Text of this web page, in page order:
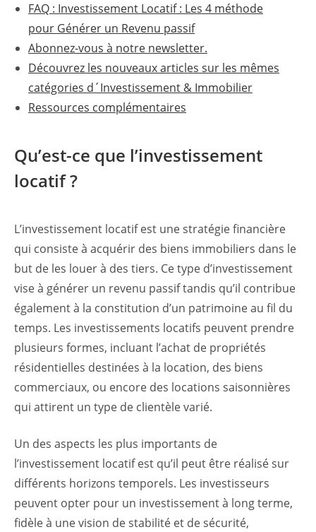
FAQ : Investissement Locatif : Les 4 méthode
pour Générer un Revenu passif
Abonnez-vous à notre newsletter.
Découvrez les nouveaux articles sur les mêmes
catégories d´Investissement & Immobilier
Ressources complémentaires
Qu’est-ce que l’investissement
locatif ?
L’investissement locatif est une stratégie financière
qui consiste à acquérir des biens immobiliers dans le
but de les louer à des tiers. Ce type d’investissement
vise à générer un revenu passif tandis qu’il contribue
également à la constitution d’un patrimoine au fil du
temps. Les investissements locatifs peuvent prendre
plusieurs formes, incluant l’achat de propriétés
résidentielles destinées à la location, des biens
commerciaux, ou encore des locations saisonnières
qui attirent un type de clientèle varié.
Un des aspects les plus importants de
l’investissement locatif est qu’il peut être réalisé sur
différents horizons temporels. Les investisseurs
peuvent opter pour un investissement à long terme,
fidèle à une vision de stabilité et de sécurité,